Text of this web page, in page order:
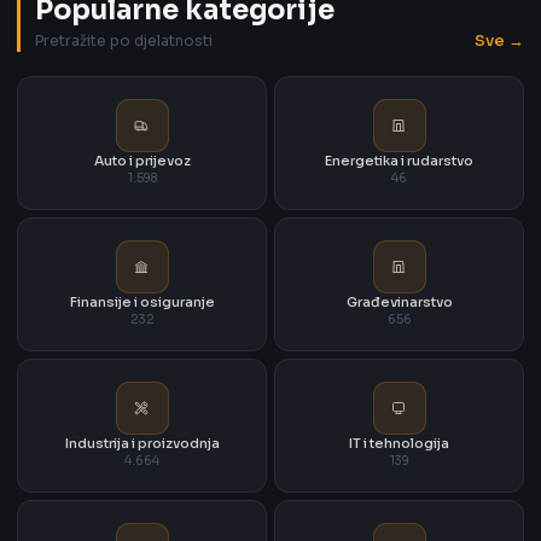
Popularne kategorije
Pretražite po djelatnosti Sve →
Auto i prijevoz
1.598
Energetika i rudarstvo
46
Finansije i osiguranje
232
Građevinarstvo
656
Industrija i proizvodnja
4.664
IT i tehnologija
139